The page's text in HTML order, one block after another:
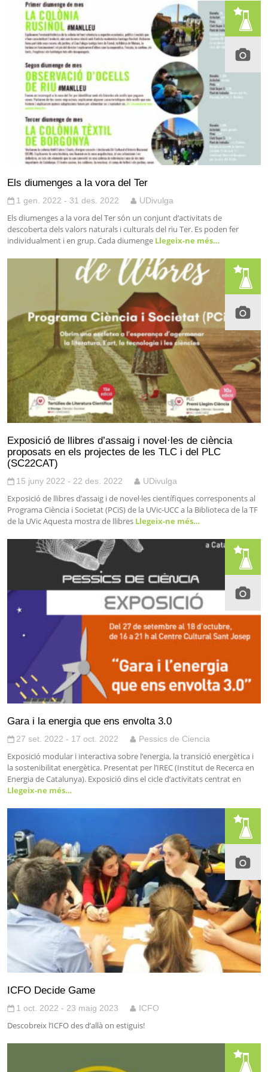
Els diumenges a la vora del Ter
1 gen. 2022 - 31 des. 2022 UDivulga
Els diumenges a la vora del Ter són un conjunt d’activitats de
descoberta dels valors naturals i culturals del riu Ter. Es poden fer
individualment i en grup. Cada diumenge Llegeix-ne més…
Exposició de llibres d’assaig i novel·les de ciència
proposats en els projectes de les TLC i del PLC
(SC22CAT)
15 juny 2022 - 22 des. 2022 UDivulga
Exposició de llibres d’assaig i de novel·les científiques corresponents al
Programa Ciència i Societat (PCiS) de la UVic-UCC a la Biblioteca de la TF
de la UVic Aquesta mostra de llibres Llegeix-ne més…
Gara i la energia que ens envolta 3.0
27 set. 2022 - 17 oct. 2022 Pessics de Ciencia
Exposició modular i interactiva sobre l’energia, la transició energètica i
la sostenibilitat energètica. Presentat per l’IREC (Institut de Recerca en
Energia de Catalunya). Exposició dins el cicle d’activitats centrat en
Llegeix-ne més…
ICFO Decide Game
1 oct. 2022 - 23 maig 2023 ICFO
Descobreix l’ICFO des d’allà on estiguis!